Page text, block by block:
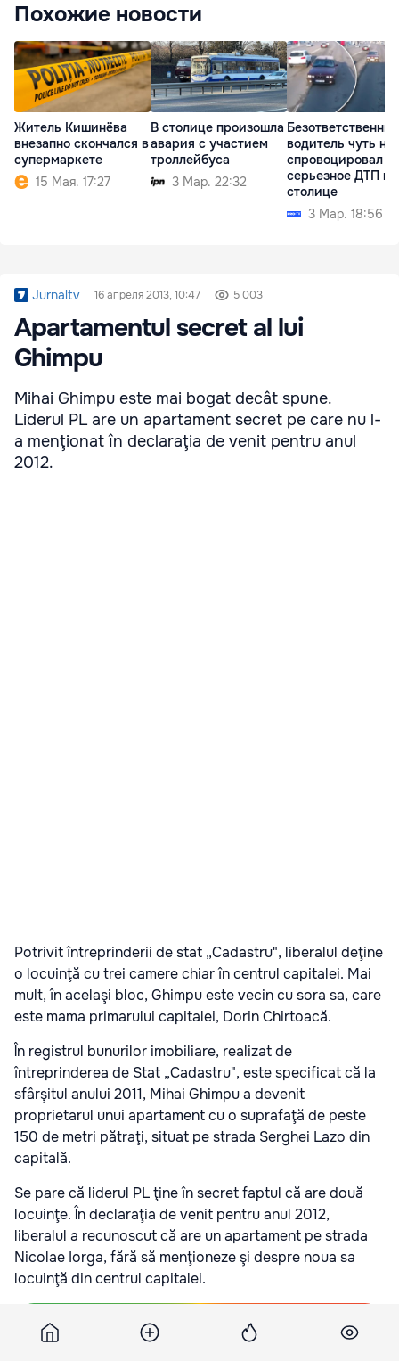
Похожие новости
Житель Кишинёва
внезапно скончался в
супермаркете
15 Мая. 17:27
В столице произошла
авария с участием
троллейбуса
3 Мар. 22:32
водитель чуть не
спровоцировал
серьезное ДТП в
столице
3 Мар. 18:56
Jurnaltv 16 апреля 2013, 10:47 5 003
Apartamentul secret al lui
Ghimpu
Mihai Ghimpu este mai bogat decât spune.
Liderul PL are un apartament secret pe care nu l-
a menţionat în declaraţia de venit pentru anul
2012.
Potrivit întreprinderii de stat „Cadastru", liberalul deţine
o locuinţă cu trei camere chiar în centrul capitalei. Mai
mult, în acelaşi bloc, Ghimpu este vecin cu sora sa, care
este mama primarului capitalei, Dorin Chirtoacă.
În registrul bunurilor imobiliare, realizat de
întreprinderea de Stat „Cadastru", este specificat că la
sfârşitul anului 2011, Mihai Ghimpu a devenit
proprietarul unui apartament cu o suprafaţă de peste
150 de metri pătraţi, situat pe strada Serghei Lazo din
capitală.
Se pare că liderul PL ţine în secret faptul că are două
locuinţe. În declaraţia de venit pentru anul 2012,
liberalul a recunoscut că are un apartament pe strada
Nicolae Iorga, fără să menţioneze şi despre noua sa
locuinţă din centrul capitalei.
Подпишитесь на новости Point.md в Google